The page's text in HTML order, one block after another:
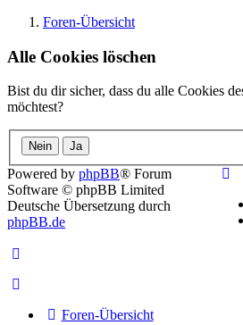
Foren-Übersicht
Alle Cookies löschen
Bist du dir sicher, dass du alle Cookies
möchtest?
Powered by phpBB® Forum
Software © phpBB Limited
Deutsche Übersetzung durch
phpBB.de
Foren-Übersicht